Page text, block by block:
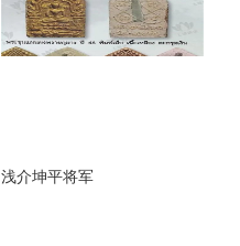
浅介坤平将军